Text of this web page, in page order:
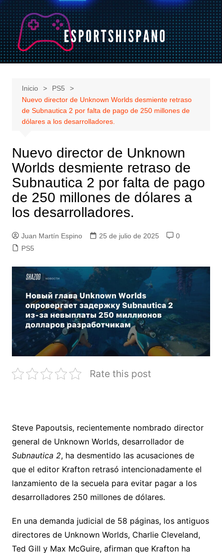
Saltar
al
contenido
Inicio
PS5
Nuevo director de Unknown Worlds desmiente retraso
de Subnautica 2 por falta de pago de 250 millones de
dólares a los desarrolladores.
Nuevo director de Unknown
Worlds desmiente retraso de
Subnautica 2 por falta de pago
de 250 millones de dólares a
los desarrolladores.
Juan Martín Espino 25 de julio de 2025
0
PS5
Rate this post
Steve Papoutsis, recientemente nombrado director
general de Unknown Worlds, desarrollador de
Subnautica 2, ha desmentido las acusaciones de
que el editor Krafton retrasó intencionadamente el
lanzamiento de la secuela para evitar pagar a los
desarrolladores 250 millones de dólares.
En una demanda judicial de 58 páginas, los antiguos
directores de Unknown Worlds, Charlie Cleveland,
Ted Gill y Max McGuire, afirman que Krafton ha